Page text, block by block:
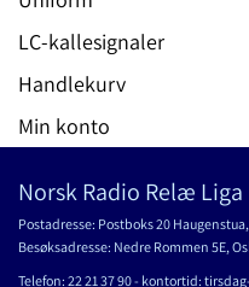
LC-kallesignaler
Handlekurv
Min konto
Norsk Radio Relæ Liga
Postadresse: Postboks 20
Besøksadresse: Nedre Rommen 5E,
Telefon: 22 21 37 90 - kontortid: